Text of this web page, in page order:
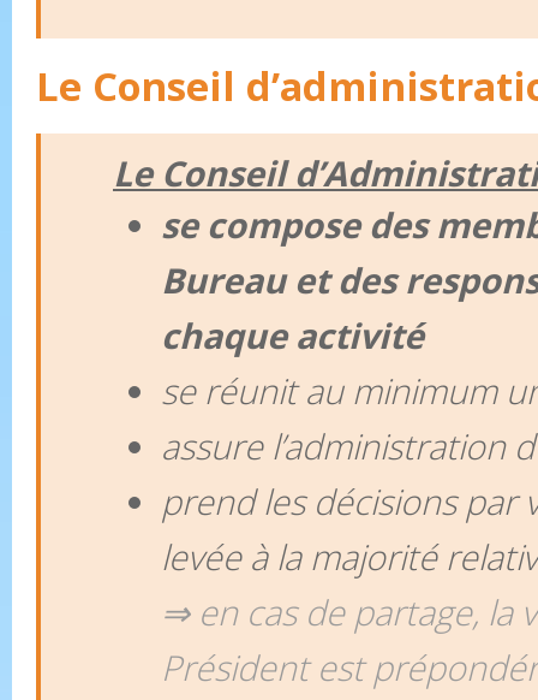
Le Conseil
Le Conseil
se compose des
Bureau et des
chaque activité
se réunit au minimum
assure l’administration
prend les décisions par
levée à la majorité
⇒ en cas de partage, la
Président est